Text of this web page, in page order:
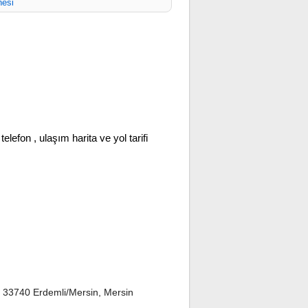
, ulaşım harita ve yol tarifi
Erdemli/Mersin, Mersin